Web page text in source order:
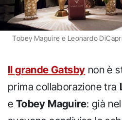
Tobey Maguire e Leonardo
Il grande Gatsby non è
prima collaborazione tra
e Tobey Maguire: già